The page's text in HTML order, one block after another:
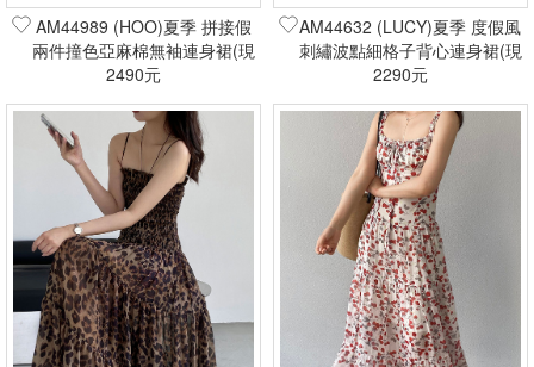
AM44989 (HOO)夏季 拼接假
兩件撞色亞麻棉無袖連身裙(現
貨+預購)
2490元
AM44632 (LUCY)夏季 度假風
刺繡波點細格子背心連身裙(現
貨+預購)
2290元